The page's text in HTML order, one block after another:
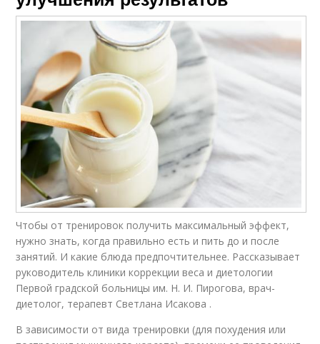
Чтобы от тренировок получить максимальный эффект,
нужно знать, когда правильно есть и пить до и после
занятий. И какие блюда предпочтительнее. Рассказывает
руководитель клиники коррекции веса и диетологии
Первой градской больницы им. Н. И. Пирогова, врач-
диетолог, терапевт Светлана Исакова .
В зависимости от вида тренировки (для похудения или